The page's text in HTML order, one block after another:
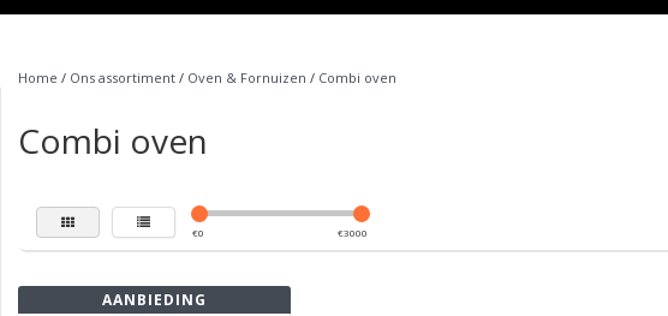
Home / Ons assortiment/ Oven & Fornuizen / Combi oven
Combi oven
€0 €3000
AANBIEDING